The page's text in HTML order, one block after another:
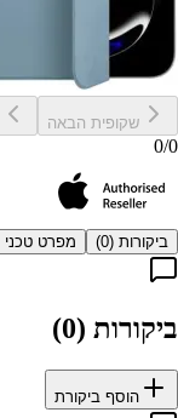
שקופית הבאה
0/0
ביקורות (0
) מפרט טכני
ביקורות (0
)
הוסף ביקורת